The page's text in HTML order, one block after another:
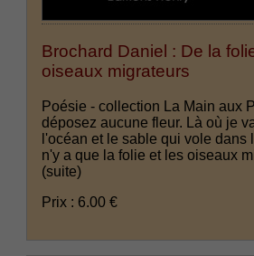
Brochard Daniel : De la
oiseaux migrateurs
Poésie - collection La Main aux
déposez aucune fleur. Là où je
l'océan et le sable qui vole dans
n'y a que la folie et les oiseaux
(suite)
Prix : 6.00 €